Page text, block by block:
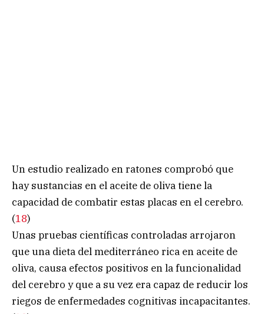
Un estudio realizado en ratones comprobó que
hay sustancias en el aceite de oliva tiene la
capacidad de combatir estas placas en el cerebro.
(18)
Unas pruebas científicas controladas arrojaron
que una dieta del mediterráneo rica en aceite de
oliva, causa efectos positivos en la funcionalidad
del cerebro y que a su vez era capaz de reducir los
riegos de enfermedades cognitivas incapacitantes.